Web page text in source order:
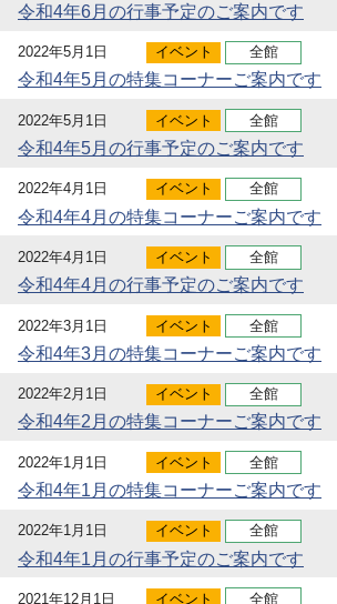
令和4年6月の行事予定のご案内です
2022年5月1日 イベント 全館
令和4年5月の特集コーナーご案内です
2022年5月1日 イベント 全館
令和4年5月の行事予定のご案内です
2022年4月1日 イベント 全館
令和4年4月の特集コーナーご案内です
2022年4月1日 イベント 全館
令和4年4月の行事予定のご案内です
2022年3月1日 イベント 全館
令和4年3月の特集コーナーご案内です
2022年2月1日 イベント 全館
令和4年2月の特集コーナーご案内です
2022年1月1日 イベント 全館
令和4年1月の特集コーナーご案内です
2022年1月1日 イベント 全館
令和4年1月の行事予定のご案内です
2021年12月1日 イベント 全館